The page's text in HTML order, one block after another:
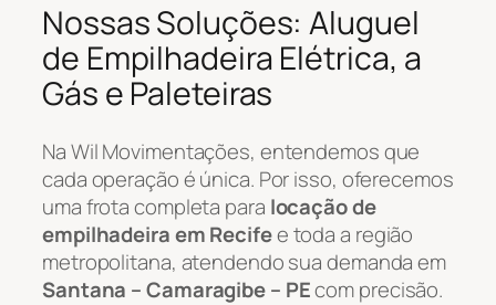
Nossas Soluções: Aluguel
de Empilhadeira Elétrica, a
Gás e Paleteiras
Na Wil Movimentações, entendemos que
cada operação é única. Por isso, oferecemos
uma frota completa para locação de
empilhadeira em Recifee toda a região
metropolitana, atendendo sua demanda em
Santana – Camaragibe – PEcom precisão.